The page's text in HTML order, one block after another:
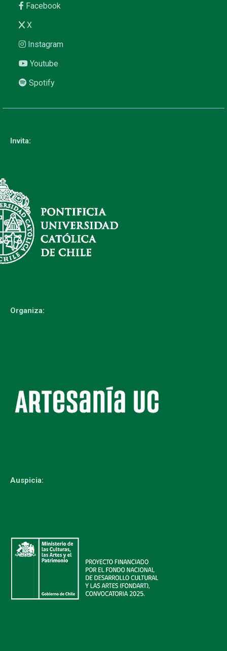
Facebook
X
Instagram
Youtube
Spotify
Invita:
Organiza:
Auspicia: